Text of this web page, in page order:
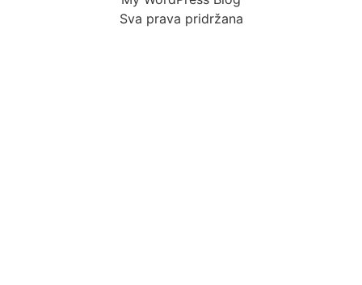
Sva prava pridržana